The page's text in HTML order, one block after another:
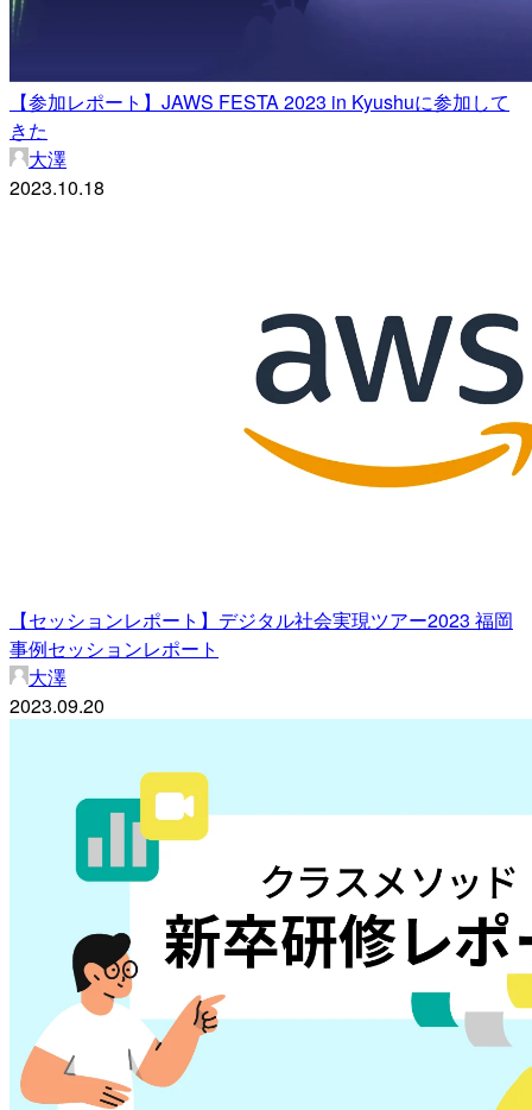
【参加レポート】JAWS FESTA 2023 in Kyushuに参加して
きた
大澤
2023.10.18
【セッションレポート】デジタル社会実現ツアー2023 福岡
事例セッションレポート
大澤
2023.09.20